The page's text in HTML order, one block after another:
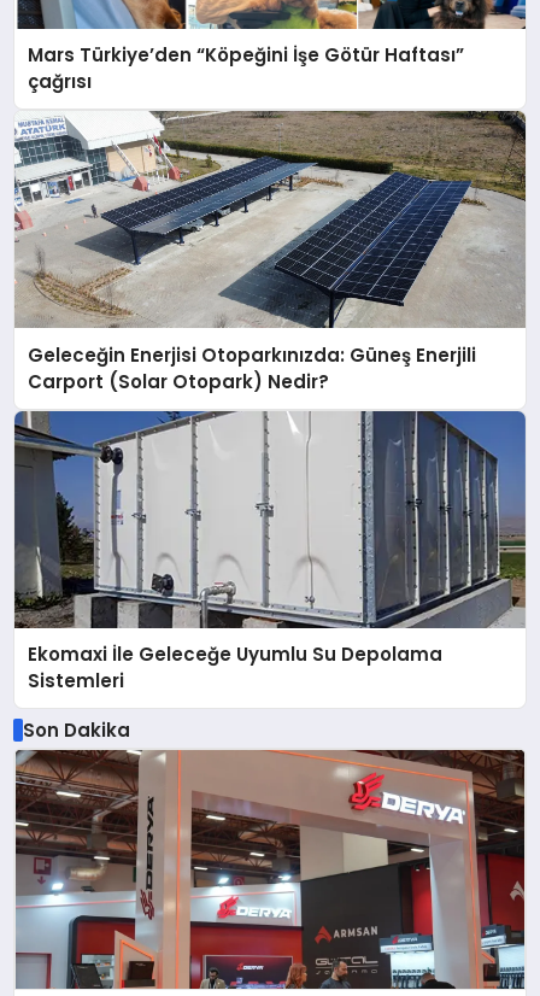
Mars Türkiye’den “Köpeğini İşe Götür Haftası”
çağrısı
Geleceğin Enerjisi Otoparkınızda: Güneş Enerjili
Carport (Solar Otopark) Nedir?
Ekomaxi İle Geleceğe Uyumlu Su Depolama
Sistemleri
Son Dakika